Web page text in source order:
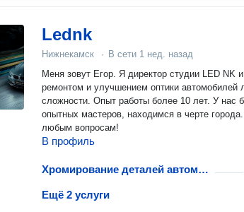
Lednk
Нижнекамск · В сети 1 нед. назад
Меня зовут Егор. Я директор студии LED NK
ремонтом и улучшением оптики автомобилей
сложности. Опыт работы более 10 лет. У нас
опытных мастеров, находимся в черте города. Обращайтесь по
любым вопросам!
В профиль
Хромирование деталей автомобиля
Ещё 2 услуги